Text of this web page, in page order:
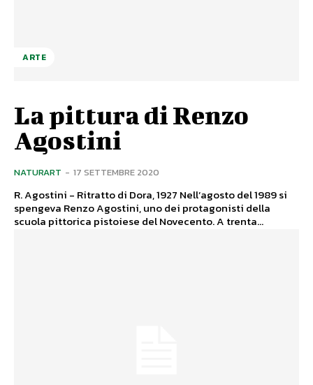
ARTE
La pittura di Renzo
Agostini
NATURART - 17 SETTEMBRE 2020
R. Agostini - Ritratto di Dora, 1927 Nell’agosto del 1989 si
spengeva Renzo Agostini, uno dei protagonisti della
scuola pittorica pistoiese del Novecento. A trenta...